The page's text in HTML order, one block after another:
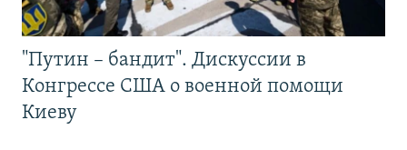
"Путин – бандит". Дискуссии в
Конгрессе США о военной помощи
Киеву